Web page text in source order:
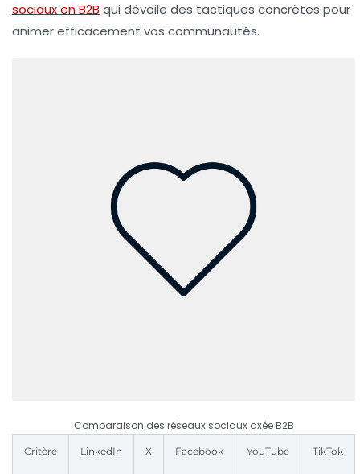
sociaux en B2B qui dévoile des tactiques concrètes pour
animer efficacement vos communautés.
Comparaison des réseaux sociaux axée B2B
Critère LinkedIn X Facebook YouTube TikTok